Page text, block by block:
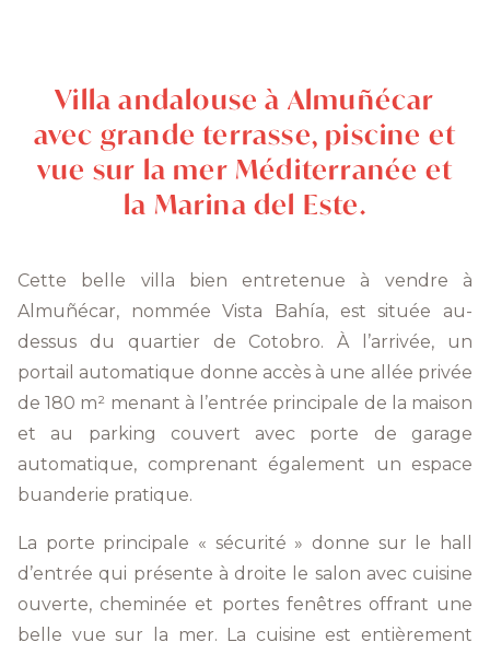
Villa andalouse à Almuñécar
avec grande terrasse, piscine et
vue sur la mer Méditerranée et
la Marina del Este.
Cette belle villa bien entretenue à vendre à
Almuñécar, nommée Vista Bahía, est située au-
dessus du quartier de Cotobro. À l’arrivée, un
portail automatique donne accès à une allée privée
de 180 m² menant à l’entrée principale de la maison
et au parking couvert avec porte de garage
automatique, comprenant également un espace
buanderie pratique.
La porte principale « sécurité » donne sur le hall
d’entrée qui présente à droite le salon avec cuisine
ouverte, cheminée et portes fenêtres offrant une
belle vue sur la mer. La cuisine est entièrement